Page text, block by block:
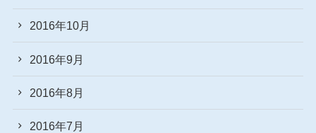
2016年10月
2016年9月
2016年8月
2016年7月